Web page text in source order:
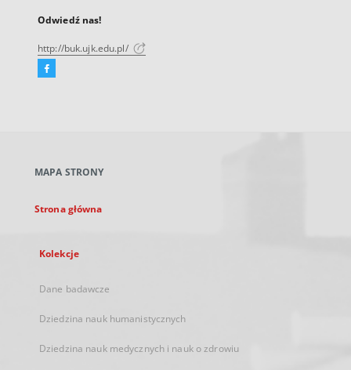
Odwiedź nas!
http://buk.ujk.edu.pl/
Facebook
karcie
MAPA STRONY
Strona główna
Kolekcje
Dane badawcze
Dziedzina nauk humanistycznych
Dziedzina nauk medycznych i nauk o zdrowiu